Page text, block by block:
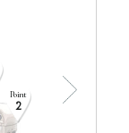
Point
2